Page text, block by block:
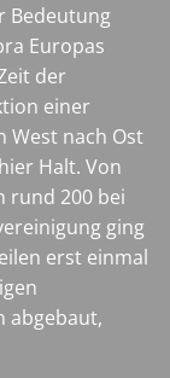
Bedeutung
Europas
der
einer
West nach Ost
Halt. Von
rund 200 bei
ging
erst einmal
abgebaut,